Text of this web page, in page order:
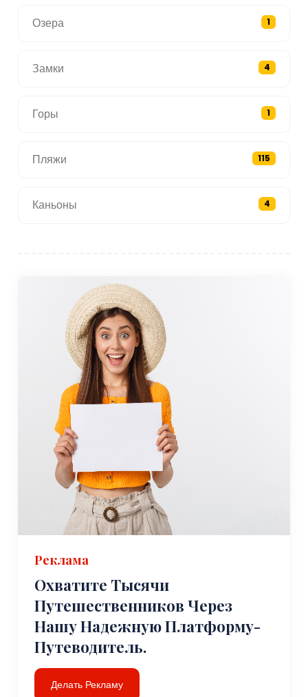
Озера 1
Замки 4
Горы 1
Пляжи 115
Каньоны 4
Реклама
Охватите Тысячи
Путешественников Через
Нашу Надежную Платформу-
Путеводитель.
Делать Рекламу